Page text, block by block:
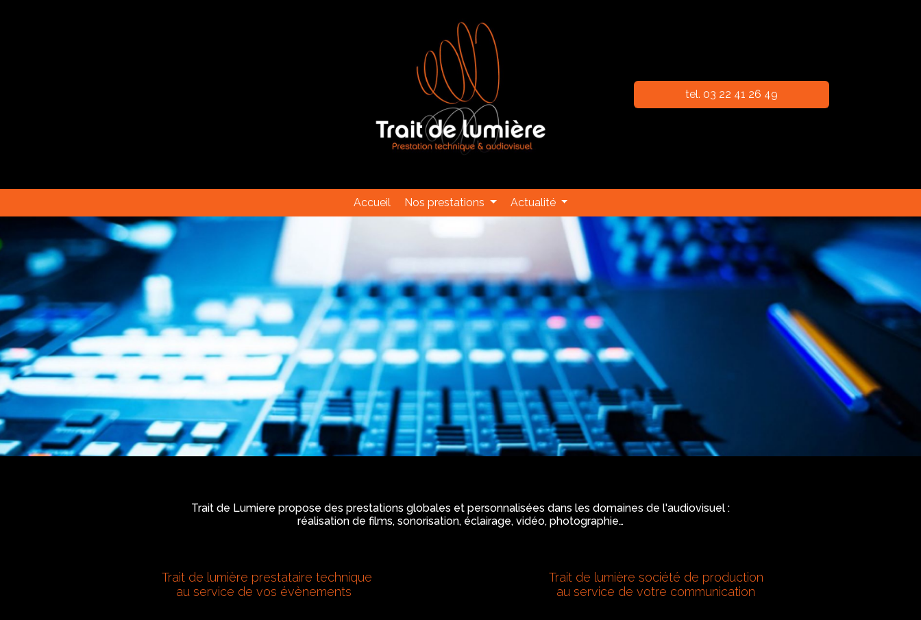
tel. 03 22 41 26 49
Accueil Nos prestations Actualité
Trait de Lumiere propose des prestations globales et personnalisées dans les domaines de l'audiovisuel :
réalisation de films, sonorisation, éclairage, vidéo, photographie…
Trait de lumière prestataire technique
au service de vos évènements
Trait de lumière société de production
au service de votre communication